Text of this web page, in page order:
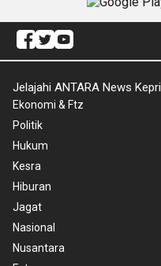
Jelajahi ANTARA News Kepri
Ekonomi & Ftz
Politik
Hukum
Kesra
Hiburan
Jagat
Nasional
Nusantara